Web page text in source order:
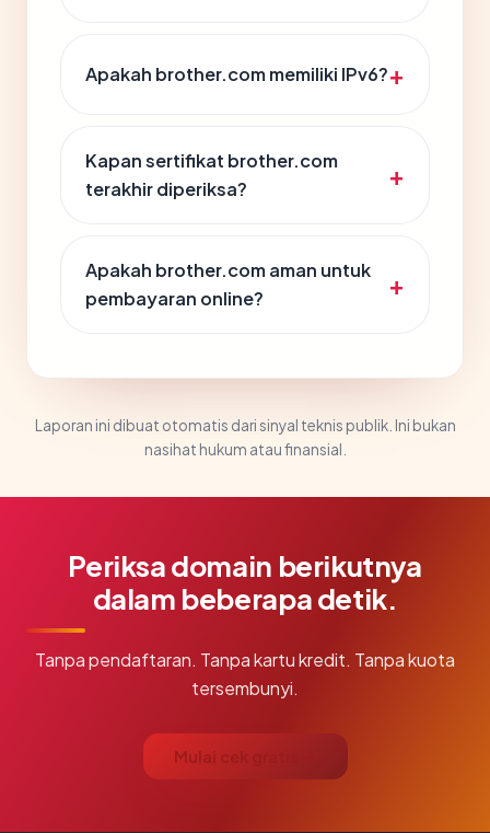
Apakah brother.com memiliki IPv6?
Kapan sertifikat brother.com
terakhir diperiksa?
Apakah brother.com aman untuk
pembayaran online?
Laporan ini dibuat otomatis dari sinyal teknis publik. Ini bukan
nasihat hukum atau finansial.
Periksa domain berikutnya
dalam beberapa detik.
Tanpa pendaftaran. Tanpa kartu kredit. Tanpa kuota
tersembunyi.
Mulai cek gratis →